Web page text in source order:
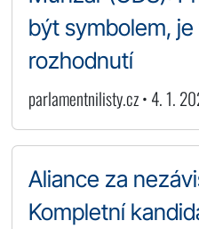
být symbolem,
rozhodnutí
parlamentnilisty.cz • 4. 1.
Aliance za
Kompletní